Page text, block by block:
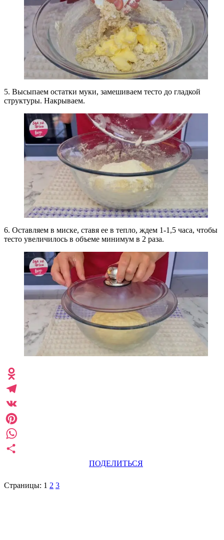
5. Высыпаем остатки муки, замешиваем тесто до гладкой
структуры. Накрываем.
6. Оставляем в миске, ставя ее в тепло, ждем 1-1,5 часа, чтобы
тесто увеличилось в объеме минимум в 2 раза.
ПОДЕЛИТЬСЯ
Страницы: 1 2 3